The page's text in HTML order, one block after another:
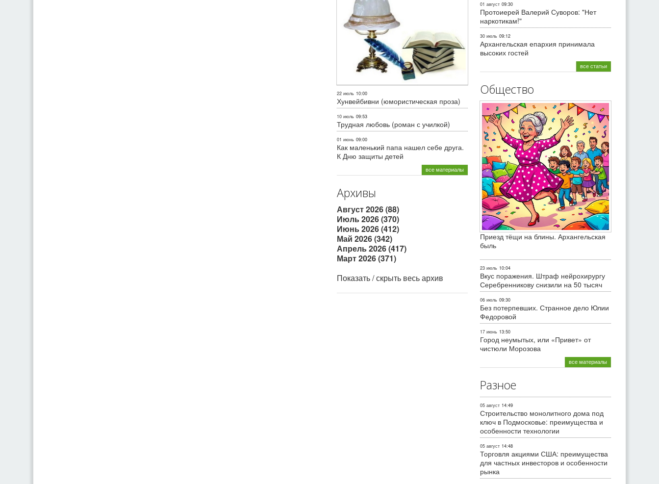
22 июль 10:00
Хунвейбивни (юмористическая проза)
10 июль 09:53
Трудная любовь (роман с училкой)
01 июнь 09:00
Как маленький папа нашел себе друга.
К Дню защиты детей
все материалы
Архивы
Август 2026 (88)
Июль 2026 (370)
Июнь 2026 (412)
Май 2026 (342)
Апрель 2026 (417)
Март 2026 (371)
Показать / скрыть весь архив
01 август 09:30
Протоиерей Валерий Суворов: "Нет
наркотикам!"
30 июль 09:12
Архангельская епархия принимала
высоких гостей
все статьи
Общество
Приезд тёщи на блины. Архангельская
быль
23 июль 10:04
Вкус поражения. Штраф нейрохирургу
Серебренникову снизили на 50 тысяч
06 июль 09:30
Без потерпевших. Странное дело Юлии
Федоровой
17 июнь 13:50
Город неумытых, или «Привет» от
чистюли Морозова
все материалы
Разное
05 август 14:49
Строительство монолитного дома под
ключ в Подмосковье: преимущества и
особенности технологии
05 август 14:48
Торговля акциями США: преимущества
для частных инвесторов и особенности
рынка